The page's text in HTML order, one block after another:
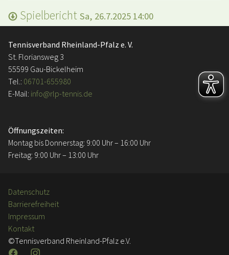
Spielbericht Sa, 26.7.2025 14:00
Tennisverband Rheinland-Pfalz e. V.
St. Floriansweg 3
55599 Gau-Bickelheim
Tel.: 06701-655980
E-Mail: info@rlp-tennis.de
Öffnungszeiten:
Montag bis Donnerstag: 9:00 Uhr – 16:00 Uhr
Freitag: 9:00 Uhr – 13:00 Uhr
Datenschutz
Barrierefreiheit
Impressum
Kontakt
©Tennisverband Rheinland-Pfalz e.V.